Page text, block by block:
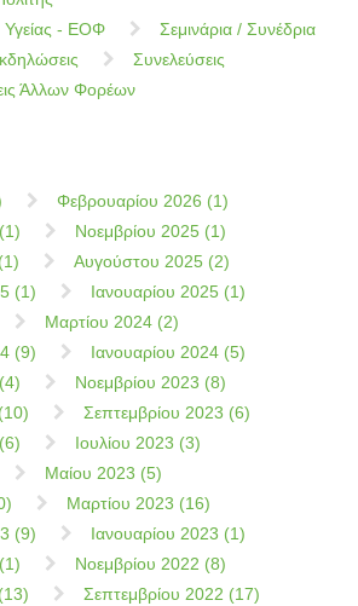
Υγείας - ΕΟΦ
Σεμινάρια / Συνέδρια
Συνελεύσεις
Άλλων Φορέων
Φεβρουαρίου 2026 (1)
Νοεμβρίου 2025 (1)
Αυγούστου 2025 (2)
(1)
Ιανουαρίου 2025 (1)
Μαρτίου 2024 (2)
(9)
Ιανουαρίου 2024 (5)
Νοεμβρίου 2023 (8)
Σεπτεμβρίου 2023 (6)
Ιουλίου 2023 (3)
Μαίου 2023 (5)
Μαρτίου 2023 (16)
(9)
Ιανουαρίου 2023 (1)
Νοεμβρίου 2022 (8)
Σεπτεμβρίου 2022 (17)